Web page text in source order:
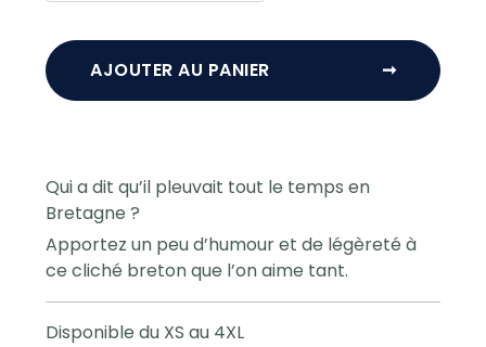
AJOUTER AU PANIER ➞
Qui a dit qu’il pleuvait tout le temps en
Bretagne ?
Apportez un peu d’humour et de légèreté à
ce cliché breton que l’on aime tant.
Disponible du XS au 4XL